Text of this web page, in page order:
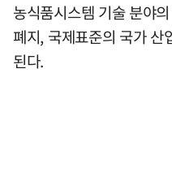
농식품시스템 기술 분야
폐지, 국제표준의 국가 산
된다.